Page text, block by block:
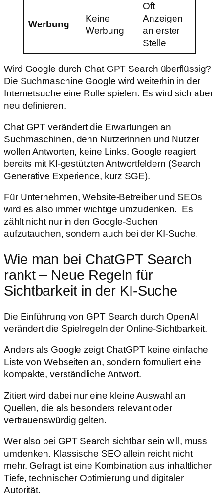
Werbung
Keine
Werbung
Oft
Anzeigen
an erster
Stelle
Wird Google durch Chat GPT Search überflüssig?
Die Suchmaschine Google wird weiterhin in der
Internetsuche eine Rolle spielen. Es wird sich aber
neu definieren.
Chat GPT verändert die Erwartungen an
Suchmaschinen, denn Nutzerinnen und Nutzer
wollen Antworten, keine Links. Google reagiert
bereits mit KI-gestützten Antwortfeldern (Search
Generative Experience, kurz SGE).
Für Unternehmen, Website-Betreiber und SEOs
wird es also immer wichtige umzudenken. Es
zählt nicht nur in den Google-Suchen
aufzutauchen, sondern auch bei der KI-Suche.
Wie man bei ChatGPT Search
rankt – Neue Regeln für
Sichtbarkeit in der KI-Suche
Die Einführung von GPT Search durch OpenAI
verändert die Spielregeln der Online-Sichtbarkeit.
Anders als Google zeigt ChatGPT keine einfache
Liste von Webseiten an, sondern formuliert eine
kompakte, verständliche Antwort.
Zitiert wird dabei nur eine kleine Auswahl an
Quellen, die als besonders relevant oder
vertrauenswürdig gelten.
Wer also bei GPT Search sichtbar sein will, muss
umdenken. Klassische SEO allein reicht nicht
mehr. Gefragt ist eine Kombination aus inhaltlicher
Tiefe, technischer Optimierung und digitaler
Autorität.